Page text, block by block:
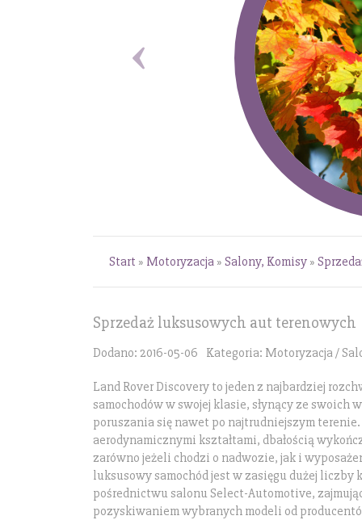
Start » Motoryzacja » Salony, Komisy »
Sprzedaż luksusowych aut terenowych
Dodano: 2016-05-06 Kategoria: Motoryzacja /
Land Rover Discovery to jeden z najbardziej
samochodów w swojej klasie, słynący ze swoich
poruszania się nawet po najtrudniejszym
aerodynamicznymi kształtami, dbałością
zarówno jeżeli chodzi o nadwozie, jak i
luksusowy samochód jest w zasięgu dużej liczby
pośrednictwu salonu Select-Automotive,
pozyskiwaniem wybranych modeli od